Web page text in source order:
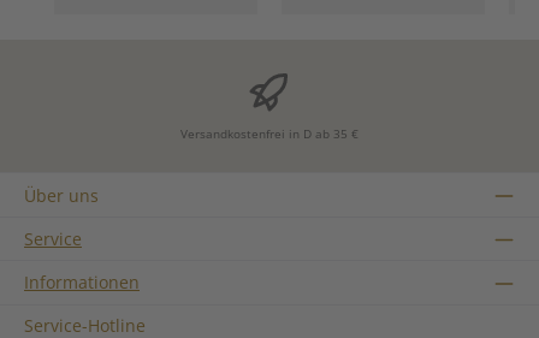
Versandkostenfrei in D ab 35 €
Über uns
Service
Informationen
Service-Hotline